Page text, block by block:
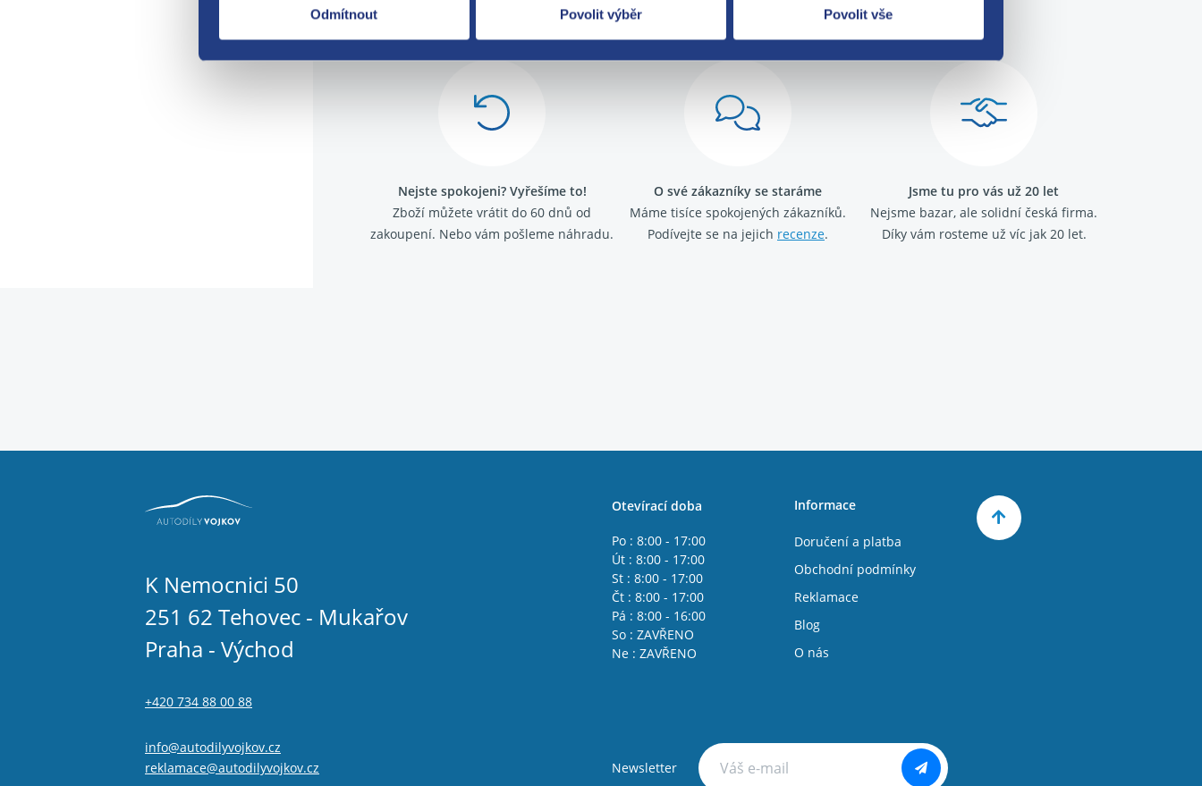
Odmítnout Povolit výběr Povolit vše
Za kvalitu ručíme!
Nejste spokojeni? Vyřešíme to!
Zboží můžete vrátit do 60 dnů od
zakoupení. Nebo vám pošleme náhradu.
O své zákazníky se staráme
Máme tisíce spokojených zákazníků.
Podívejte se na jejich recenze.
Jsme tu pro vás už 20 let
Nejsme bazar, ale solidní česká firma.
Díky vám rosteme už víc jak 20 let.
K Nemocnici 50
251 62 Tehovec - Mukařov
Praha - Východ
+420 734 88 00 88
info@autodilyvojkov.cz
reklamace@autodilyvojkov.cz
Otevírací doba
Po : 8:00 - 17:00
Út : 8:00 - 17:00
St : 8:00 - 17:00
Čt : 8:00 - 17:00
Pá : 8:00 - 16:00
So : ZAVŘENO
Ne : ZAVŘENO
Informace
Doručení a platba
Obchodní podmínky
Reklamace
Blog
O nás
Newsletter